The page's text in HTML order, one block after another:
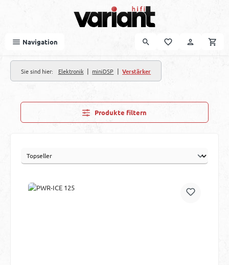
Navigation
Sie sind hier: Elektronik | miniDSP | Verstärker
Produkte filtern